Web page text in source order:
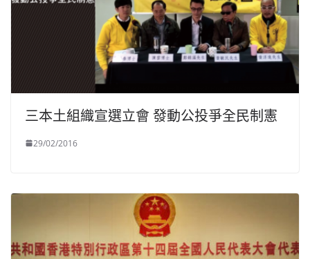
三本土組織宣選立會 發動公投爭全民制憲
29/02/2016